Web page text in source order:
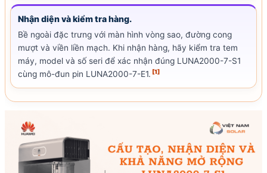
Nhận diện và kiểm tra hàng.
Bề ngoài đặc trưng với màn hình vòng sao, đường cong
mượt và viền liền mạch. Khi nhận hàng, hãy kiểm tra tem
máy, model và số seri để xác nhận đúng LUNA2000-7-S1
cùng mô-đun pin LUNA2000-7-E1. [1]